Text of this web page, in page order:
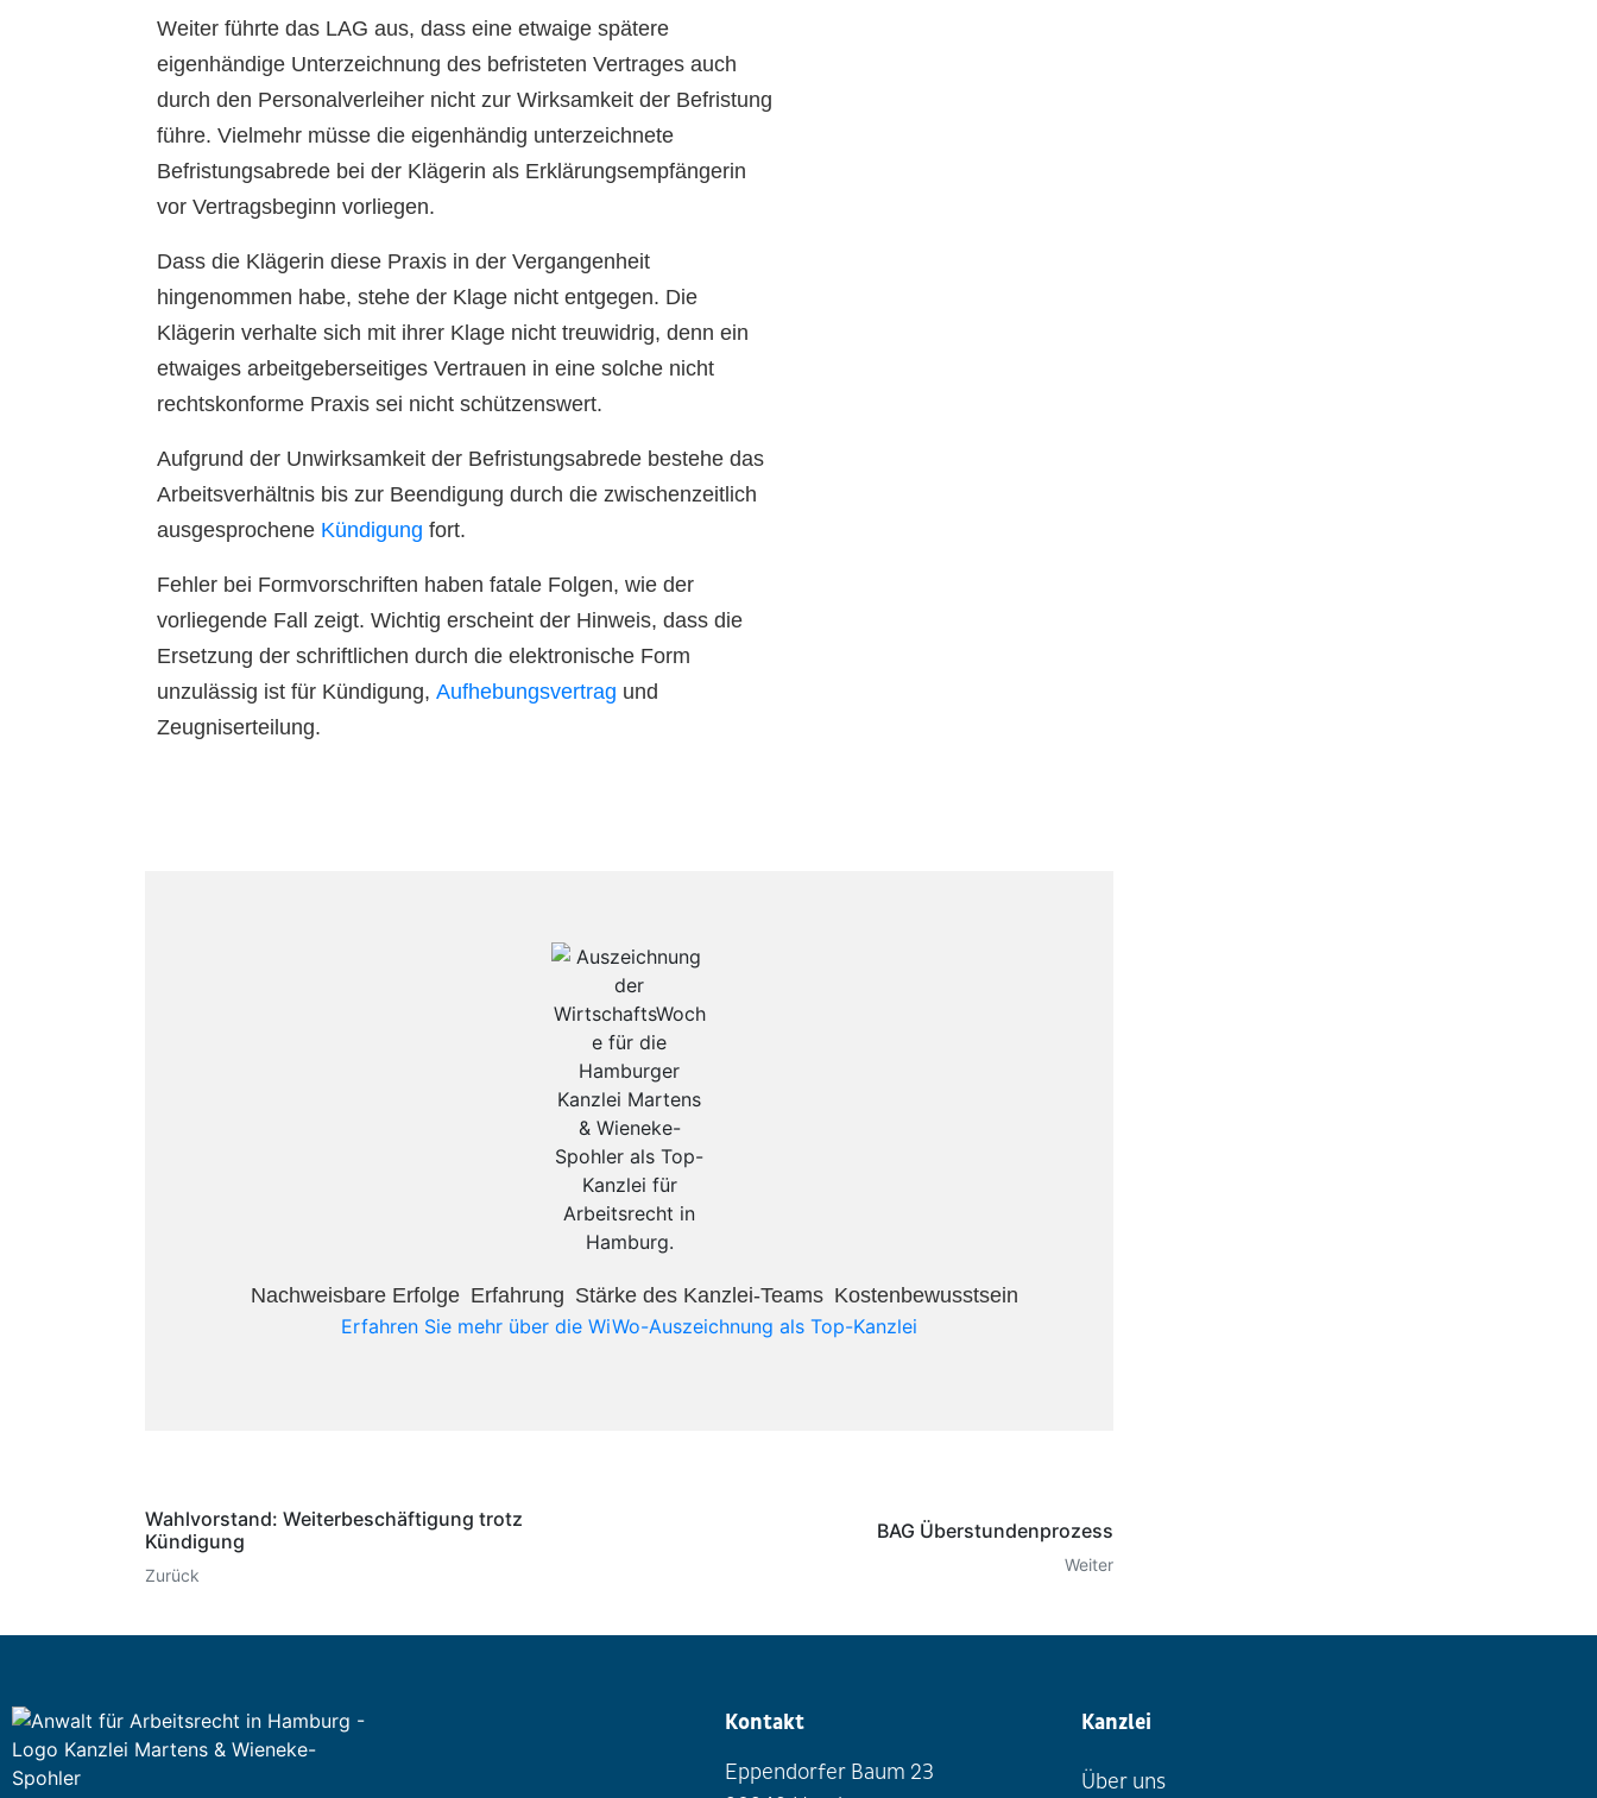
Weiter führte das LAG aus, dass eine etwaige spätere
eigenhändige Unterzeichnung des befristeten Vertrages auch
durch den Personalverleiher nicht zur Wirksamkeit der Befristung
führe. Vielmehr müsse die eigenhändig unterzeichnete
Befristungsabrede bei der Klägerin als Erklärungsempfängerin
vor Vertragsbeginn vorliegen.
Dass die Klägerin diese Praxis in der Vergangenheit
hingenommen habe, stehe der Klage nicht entgegen. Die
Klägerin verhalte sich mit ihrer Klage nicht treuwidrig, denn ein
etwaiges arbeitgeberseitiges Vertrauen in eine solche nicht
rechtskonforme Praxis sei nicht schützenswert.
Aufgrund der Unwirksamkeit der Befristungsabrede bestehe das
Arbeitsverhältnis bis zur Beendigung durch die zwischenzeitlich
ausgesprochene Kündigung fort.
Fehler bei Formvorschriften haben fatale Folgen, wie der
vorliegende Fall zeigt. Wichtig erscheint der Hinweis, dass die
Ersetzung der schriftlichen durch die elektronische Form
unzulässig ist für Kündigung, Aufhebungsvertrag und
Zeugniserteilung.
Nachweisbare Erfolge​ Erfahrung​ Stärke des Kanzlei-Teams​ Kostenbewusstsein​
Erfahren Sie mehr über die WiWo-Auszeichnung als Top-Kanzlei
Wahlvorstand: Weiterbeschäftigung trotz
Kündigung
Zurück
BAG Überstundenprozess
Weiter
Kontakt
Eppendorfer Baum 23
Kanzlei
Über uns